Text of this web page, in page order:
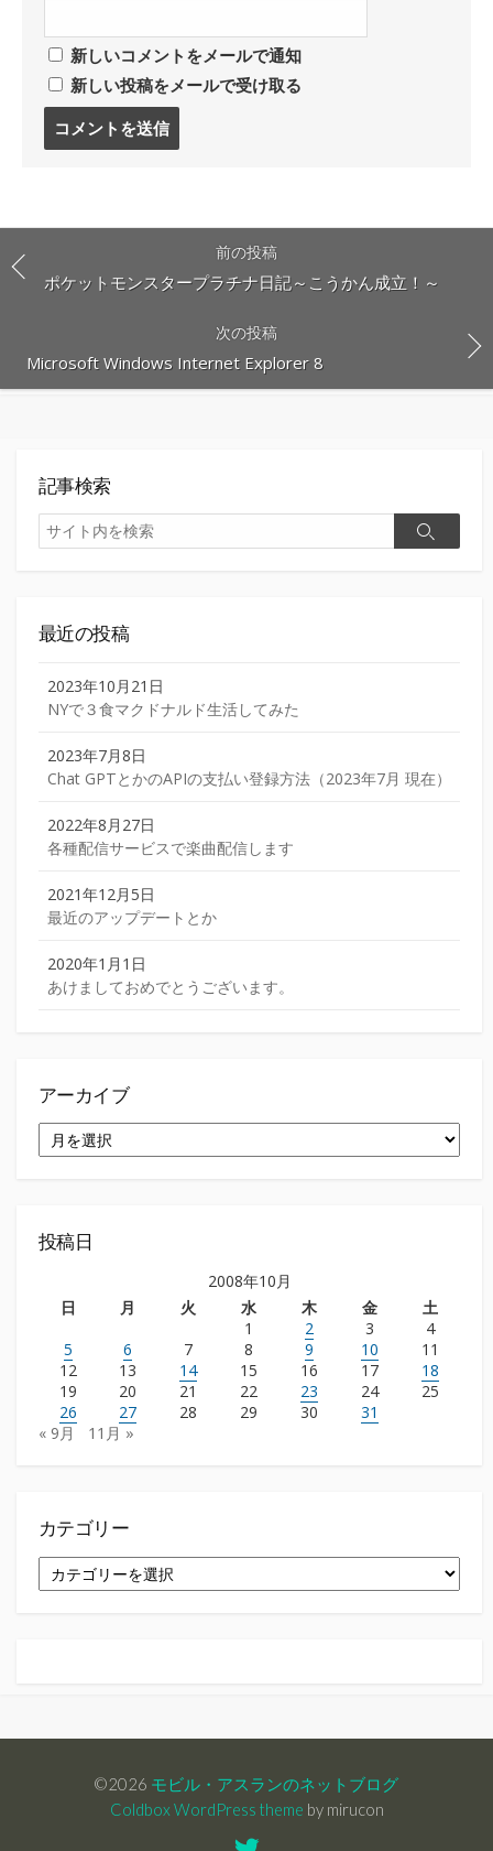
新しいコメントをメールで通知
新しい投稿をメールで受け取る
る
前の投稿
ポケットモンスタープラチナ日記～こうかん成立！～
次の投稿
Microsoft Windows Internet Explorer 8
記事検索
検
索
検
最近の投稿
2023年10月21日
NYで３食マクドナルド生活してみた
2023年7月8日
Chat GPTとかのAPIの支払い登録方法（2023年7月 現在）
2022年8月27日
各種配信サービスで楽曲配信します
2021年12月5日
最近のアップデートとか
2020年1月1日
あけましておめでとうございます。
アーカイブ
ー
投稿日
2008年10月
日
月 火 水 木 金
土
1
2 3
4
5
6 7 8 9 10
11
12
13 14 15 16 17
18
19
20 21 22 23 24
25
26
27 28 29 30
31
« 9月
11月 »
カテゴリー
テ
©2026 モビル・アスランのネットブログ
Coldbox WordPress theme by mirucon
Twitter